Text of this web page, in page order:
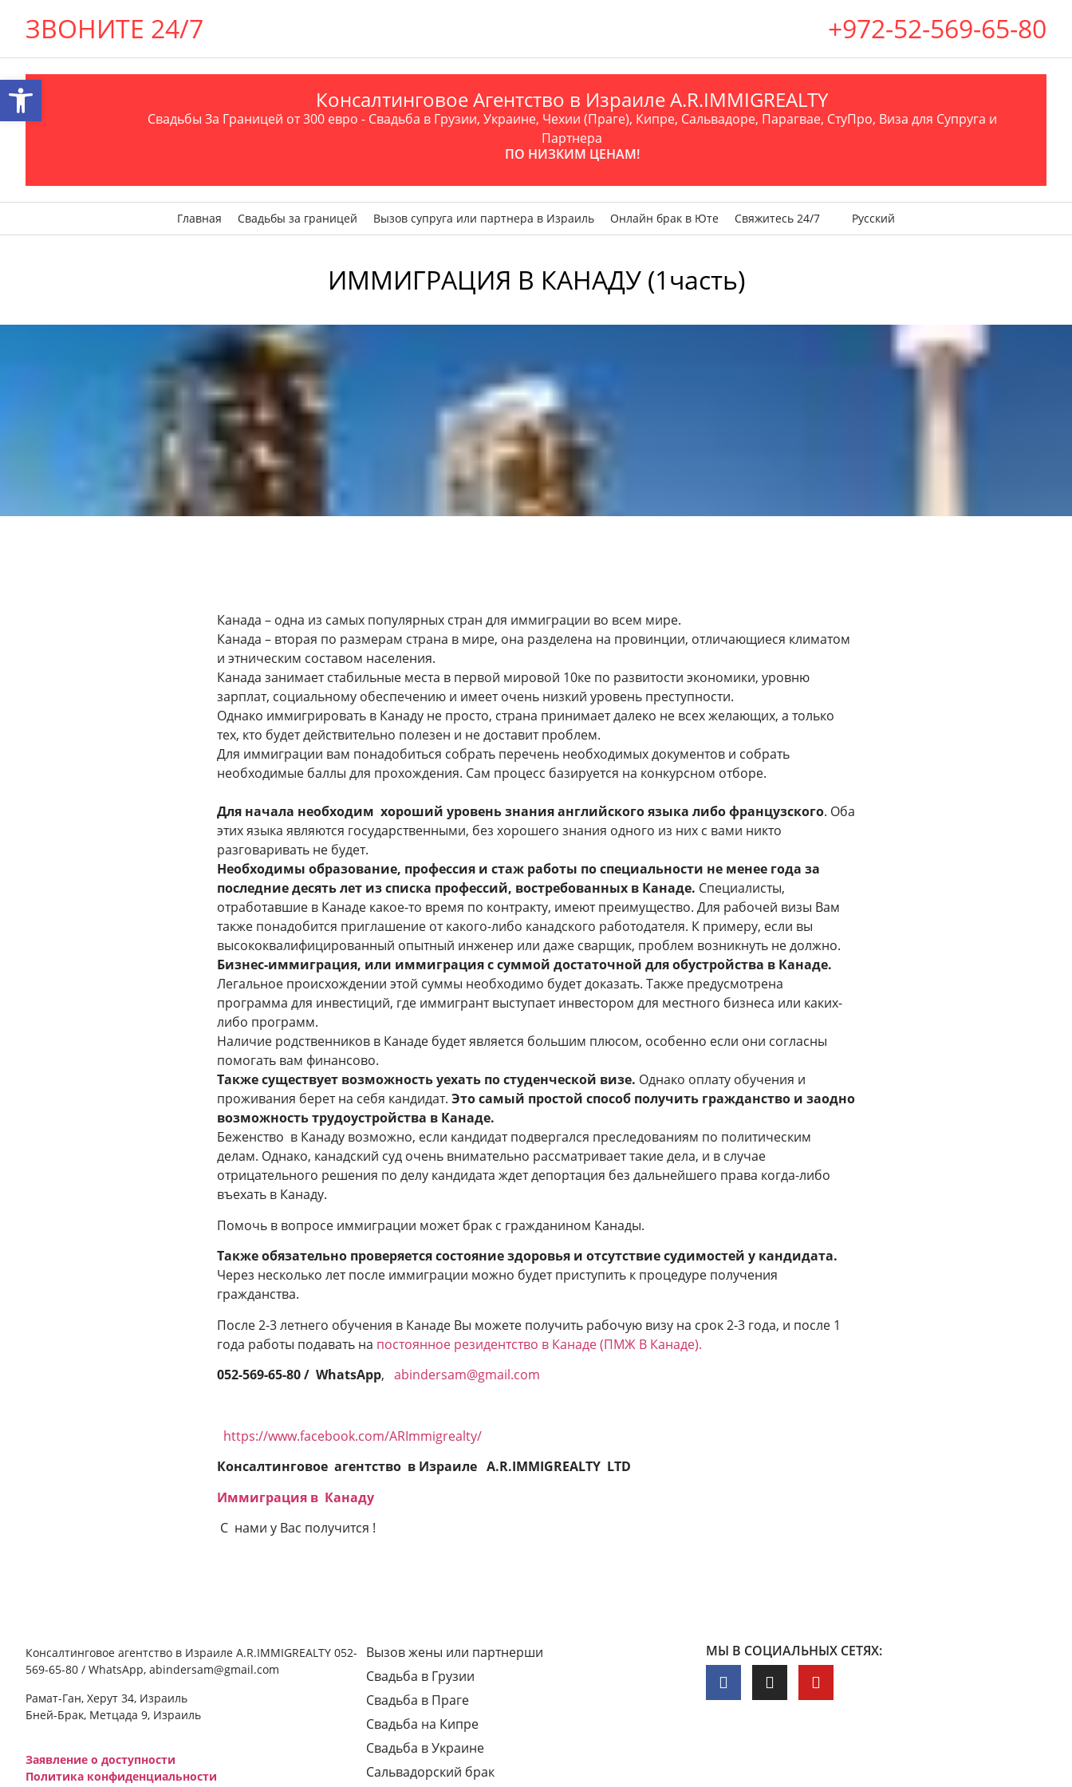
ЗВОНИТЕ 24/7 +972-52-569-65-80
Консалтинговое Агентство в Израиле A.R.IMMIGREALTY
Свадьбы За Границей от 300 евро - Свадьба в Грузии, Украине, Чехии (Праге), Кипре, Сальвадоре, Парагвае, СтуПро, Виза для Супруга и
Партнера
ПО НИЗКИМ ЦЕНАМ!
Главная Свадьбы за границей Вызов супруга или партнера в Израиль Онлайн брак в Юте Свяжитесь 24/7 Русский
ИММИГРАЦИЯ В КАНАДУ (1часть)
Канада – одна из самых популярных стран для иммиграции во всем мире.
Канада – вторая по размерам страна в мире, она разделена на провинции, отличающиеся климатом
и этническим составом населения.
Канада занимает стабильные места в первой мировой 10ке по развитости экономики, уровню
зарплат, социальному обеспечению и имеет очень низкий уровень преступности.
Однако иммигрировать в Канаду не просто, страна принимает далеко не всех желающих, а только
тех, кто будет действительно полезен и не доставит проблем.
Для иммиграции вам понадобиться собрать перечень необходимых документов и собрать
необходимые баллы для прохождения. Сам процесс базируется на конкурсном отборе.
Для начала необходим хороший уровень знания английского языка либо французского. Оба
этих языка являются государственными, без хорошего знания одного из них с вами никто
разговаривать не будет.
Необходимы образование, профессия и стаж работы по специальности не менее года за
последние десять лет из списка профессий, востребованных в Канаде. Специалисты,
отработавшие в Канаде какое-то время по контракту, имеют преимущество. Для рабочей визы Вам
также понадобится приглашение от какого-либо канадского работодателя. К примеру, если вы
высококвалифицированный опытный инженер или даже сварщик, проблем возникнуть не должно.
Бизнес-иммиграция, или иммиграция с суммой достаточной для обустройства в Канаде.
Легальное происхождении этой суммы необходимо будет доказать. Также предусмотрена
программа для инвестиций, где иммигрант выступает инвестором для местного бизнеса или каких-
либо программ.
Наличие родственников в Канаде будет является большим плюсом, особенно если они согласны
помогать вам финансово.
Также существует возможность уехать по студенческой визе. Однако оплату обучения и
проживания берет на себя кандидат. Это самый простой способ получить гражданство и заодно
возможность трудоустройства в Канаде.
Беженство в Канаду возможно, если кандидат подвергался преследованиям по политическим
делам. Однако, канадский суд очень внимательно рассматривает такие дела, и в случае
отрицательного решения по делу кандидата ждет депортация без дальнейшего права когда-либо
въехать в Канаду.
Помочь в вопросе иммиграции может брак с гражданином Канады.
Также обязательно проверяется состояние здоровья и отсутствие судимостей у кандидата.
Через несколько лет после иммиграции можно будет приступить к процедуре получения
гражданства.
После 2-3 летнего обучения в Канаде Вы можете получить рабочую визу на срок 2-3 года, и после 1
года работы подавать на постоянное резидентство в Канаде (ПМЖ В Канаде).
052-569-65-80 / WhatsApp, abindersam@gmail.com
https://www.facebook.com/ARImmigrealty/
Консалтинговое агентство в Израиле A.R.IMMIGREALTY LTD
Иммиграция в Канаду
С нами у Вас получится !
Консалтинговое агентство в Израиле A.R.IMMIGREALTY 052-
569-65-80 / WhatsApp, abindersam@gmail.com
Рамат-Ган, Херут 34, Израиль
Бней-Брак, Метцада 9, Израиль
Заявление о доступности
Политика конфиденциальности
Вызов жены или партнерши
Свадьба в Грузии
Свадьба в Праге
Свадьба на Кипре
Свадьба в Украине
Сальвадорский брак
МЫ В СОЦИАЛЬНЫХ СЕТЯХ:
Открыть панель инструментов